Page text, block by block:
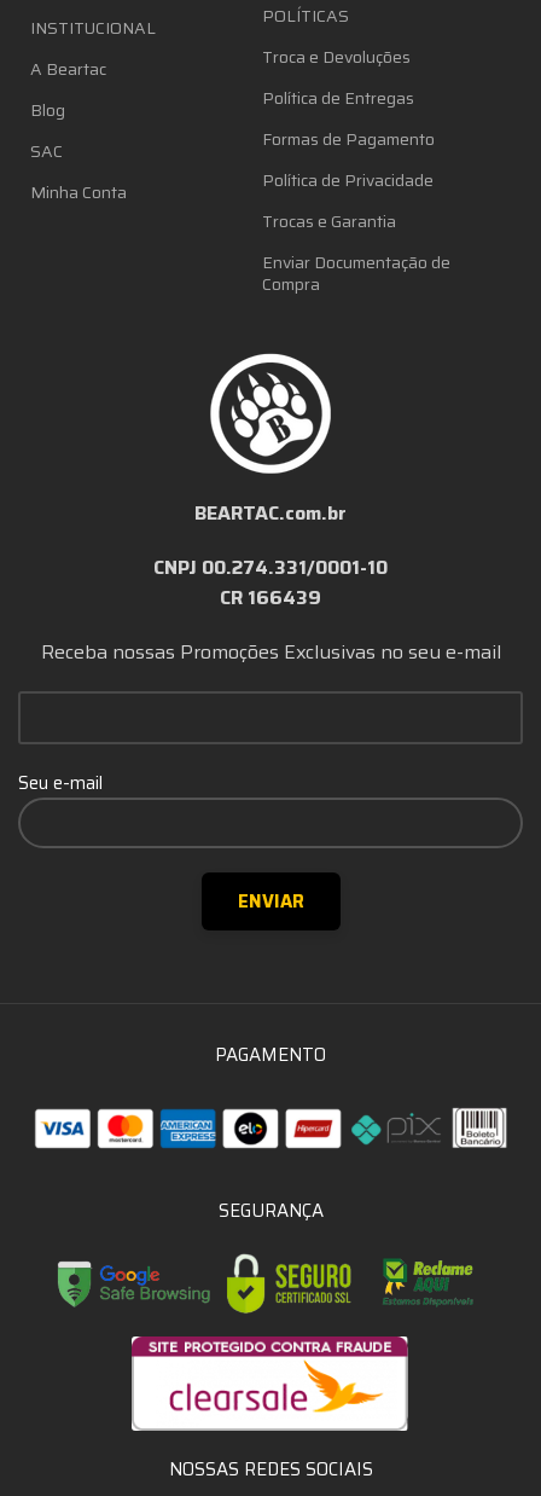
INSTITUCIONAL
A Beartac
Blog
SAC
Minha Conta
POLÍTICAS
Troca e Devoluções
Política de Entregas
Formas de Pagamento
Política de Privacidade
Trocas e Garantia
Enviar Documentação de
Compra
BEARTAC.com.br
CNPJ 00.274.331/0001-10
CR 166439
Receba nossas Promoções Exclusivas no seu e-mail
Seu e-mail
PAGAMENTO
SEGURANÇA
NOSSAS REDES SOCIAIS